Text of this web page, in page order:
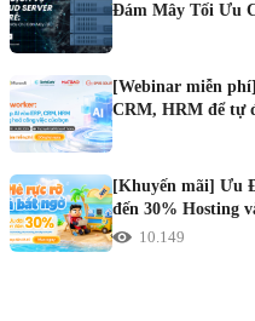
Đám Mây Tối Ưu
[Webinar miễn
CRM, HRM để tự
[Khuyến mãi] Ưu
đến 30% Hosting
10.149